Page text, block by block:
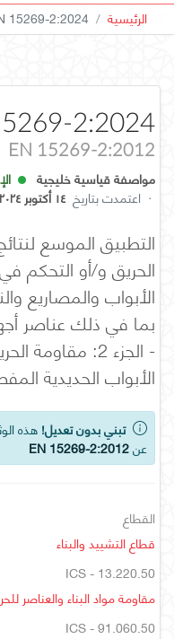
الرئيسية 15269-2:2024
2:2024
EN 15269-2:2012
مواصفة قياسية خليجية
· اعتمدت بتاريخ ١٤ أكتوبر ٢٠٢٤
التطبيق الموسع
الحريق و/أو التحكم
الأبواب والمصاريع
بما في ذلك عناصر
- الجزء 2:
الأبواب الحديدية
تبني بدون تعديل! هذه
عنEN 15269-2:2012
القطاع
قطاع التشييد والبناء
ICS - 13.220.50
مقاومة مواد البناء والعناصر
ICS - 91.060.50